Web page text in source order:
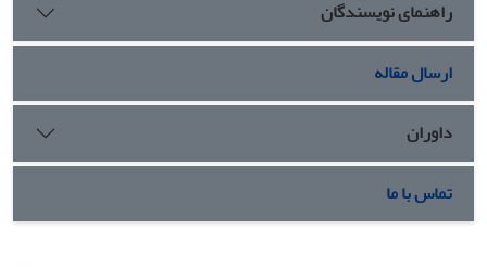
تحقیق می‌توانند چارچوبی برای سنجش مدیریت پیچیدگی در
اختیار داشته باشند و به کارشناسان صنعت اجازه می‌دهد اقدام
به اولویت‌بندی و تخصیص کارآمد منابع محدود خود در پروژه‌‌های
پیچیده نمایند.
راهنمای نویسندگان
ارسال مقاله
داوران
تماس با ما